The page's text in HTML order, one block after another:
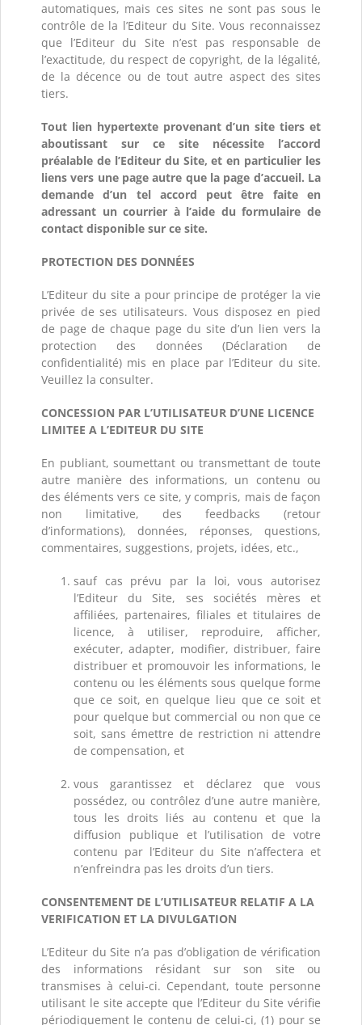
automatiques, mais ces sites ne sont pas sous le
contrôle de la l’Editeur du Site. Vous reconnaissez
que l’Editeur du Site n’est pas responsable de
l’exactitude, du respect de copyright, de la légalité,
de la décence ou de tout autre aspect des sites
tiers.
Tout lien hypertexte provenant d’un site tiers et
aboutissant sur ce site nécessite l’accord
préalable de l’Editeur du Site, et en particulier les
liens vers une page autre que la page d’accueil. La
demande d’un tel accord peut être faite en
adressant un courrier à l’aide du formulaire de
contact disponible sur ce site.
PROTECTION DES DONNÉES
L’Editeur du site a pour principe de protéger la vie
privée de ses utilisateurs. Vous disposez en pied
de page de chaque page du site d’un lien vers la
protection des données (Déclaration de
confidentialité) mis en place par l’Editeur du site.
Veuillez la consulter.
CONCESSION PAR L’UTILISATEUR D’UNE LICENCE
LIMITEE A L’EDITEUR DU SITE
En publiant, soumettant ou transmettant de toute
autre manière des informations, un contenu ou
des éléments vers ce site, y compris, mais de façon
non limitative, des feedbacks (retour
d’informations), données, réponses, questions,
commentaires, suggestions, projets, idées, etc.,
sauf cas prévu par la loi, vous autorisez
l’Editeur du Site, ses sociétés mères et
affiliées, partenaires, filiales et titulaires de
licence, à utiliser, reproduire, afficher,
exécuter, adapter, modifier, distribuer, faire
distribuer et promouvoir les informations, le
contenu ou les éléments sous quelque forme
que ce soit, en quelque lieu que ce soit et
pour quelque but commercial ou non que ce
soit, sans émettre de restriction ni attendre
de compensation, et
vous garantissez et déclarez que vous
possédez, ou contrôlez d’une autre manière,
tous les droits liés au contenu et que la
diffusion publique et l’utilisation de votre
contenu par l’Editeur du Site n’affectera et
n’enfreindra pas les droits d’un tiers.
CONSENTEMENT DE L’UTILISATEUR RELATIF A LA
VERIFICATION ET LA DIVULGATION
L’Editeur du Site n’a pas d’obligation de vérification
des informations résidant sur son site ou
transmises à celui-ci. Cependant, toute personne
utilisant le site accepte que l’Editeur du Site vérifie
périodiquement le contenu de celui-ci, (1) pour se